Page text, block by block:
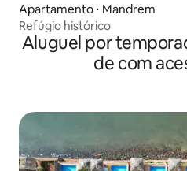
Apartamento ⋅ Mandrem
Refúgio histórico
Aluguel por
de com